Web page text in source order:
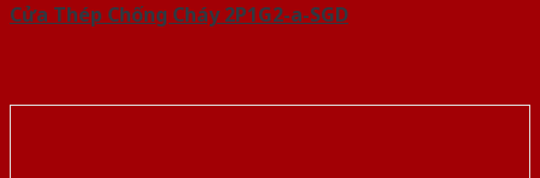
Cửa Thép Chống Cháy 2P1G2-a-SGD